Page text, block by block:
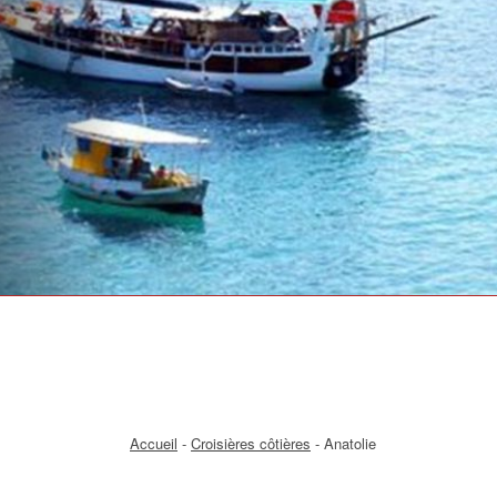
Accueil - Croisières côtières - Anatolie